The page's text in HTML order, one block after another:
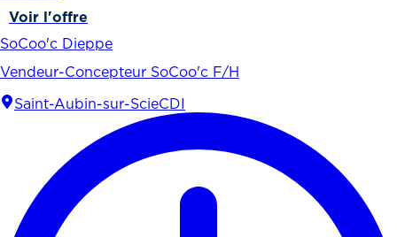
Voir l'offre
SoCoo'c Dieppe
Vendeur-Concepteur SoCoo'c F/H
Saint-Aubin-sur-ScieCDI